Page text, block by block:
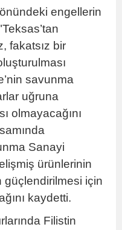
engellerin
fakatsız bir
savunma
uğruna
olmayacağını
Sanayi
ürünlerinin
güçlendirilmesi için
kaydetti.
Filistin